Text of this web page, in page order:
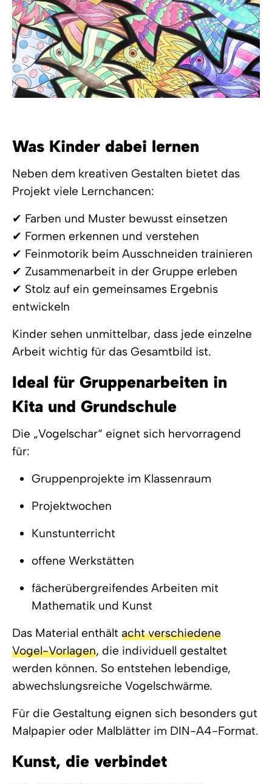
Was Kinder dabei lernen
Neben dem kreativen Gestalten bietet das
Projekt viele Lernchancen:
✔ Farben und Muster bewusst einsetzen
✔ Formen erkennen und verstehen
✔ Feinmotorik beim Ausschneiden trainieren
✔ Zusammenarbeit in der Gruppe erleben
✔ Stolz auf ein gemeinsames Ergebnis
entwickeln
Kinder sehen unmittelbar, dass jede einzelne
Arbeit wichtig für das Gesamtbild ist.
Ideal für Gruppenarbeiten in
Kita und Grundschule
Die „Vogelschar“ eignet sich hervorragend
für:
Gruppenprojekte im Klassenraum
Projektwochen
Kunstunterricht
offene Werkstätten
fächerübergreifendes Arbeiten mit
Mathematik und Kunst
Das Material enthält acht verschiedene
Vogel-Vorlagen, die individuell gestaltet
werden können. So entstehen lebendige,
abwechslungsreiche Vogelschwärme.
Für die Gestaltung eignen sich besonders gut
Malpapier oder Malblätter im DIN-A4-Format.
Kunst, die verbindet